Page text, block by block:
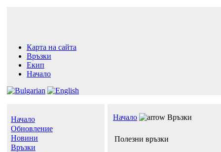
Карта на сайта
Връзки
Екип
Начало
Начало
Обновление
Новини
Връзки
Начало Връзки
Полезни връзки